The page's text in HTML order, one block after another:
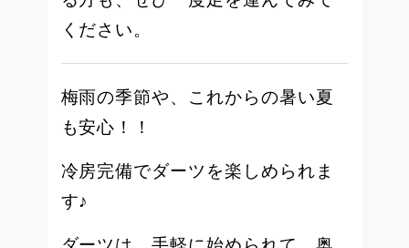
ください。
梅雨の季節や、これからの暑い夏
も安心！！
冷房完備でダーツを楽しめられま
す♪